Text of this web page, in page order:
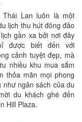
Lan luôn là một
lịch thu hút đông đảo
gần xa bởi nơi đây
được biết đến với
cảnh tuyệt đẹp, mà
nhiều khu mua sắm
thỏa mãn mọi phong
như ngân sách của du
du khách ghé đến
Hill Plaza.